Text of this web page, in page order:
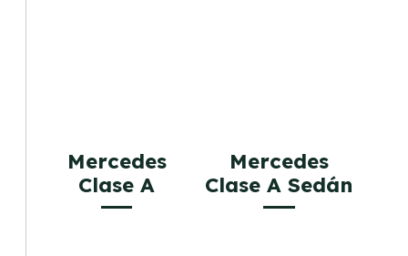
Mercedes
Clase A
Mercedes
Clase A Sedán